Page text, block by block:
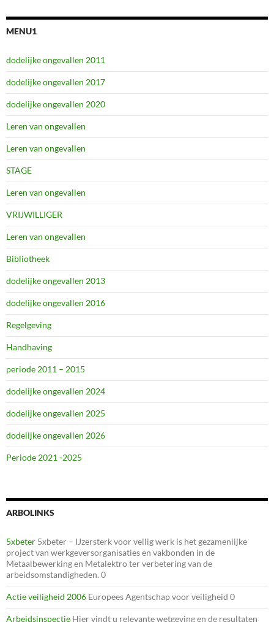
MENU1
dodelijke ongevallen 2011
dodelijke ongevallen 2017
dodelijke ongevallen 2020
Leren van ongevallen
Leren van ongevallen
STAGE
Leren van ongevallen
VRIJWILLIGER
Leren van ongevallen
Bibliotheek
dodelijke ongevallen 2013
dodelijke ongevallen 2016
Regelgeving
Handhaving
periode 2011 – 2015
dodelijke ongevallen 2024
dodelijke ongevallen 2025
dodelijke ongevallen 2026
Periode 2021 -2025
ARBOLINKS
5xbeter 5xbeter – IJzersterk voor veilig werk is het gezamenlijke
project van werkgeversorganisaties en vakbonden in de
Metaalbewerking en Metalektro ter verbetering van de
arbeidsomstandigheden. 0
Actie veiligheid 2006 Europees Agentschap voor veiligheid 0
Arbeidsinspectie Hier vindt u relevante wetgeving en de resultaten